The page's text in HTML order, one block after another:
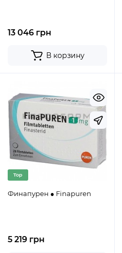
13 046 грн
В корзину
Top
Финапурен ● Finapuren
5 219 грн